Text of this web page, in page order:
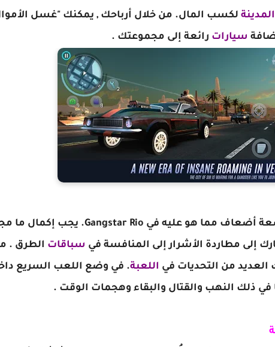
المدينة لكسب المال. من خلال أرباحك , يمكنك "غسل
سيارات رائعة إلى مجموعتك .
إلى مطاردة الأشرار إلى المنافسة في سباقات الطرق .
العديد من التحديات في اللعبة. في وضع اللعب السريع
ذلك النهب والقتال والبقاء وهجمات الوقت .